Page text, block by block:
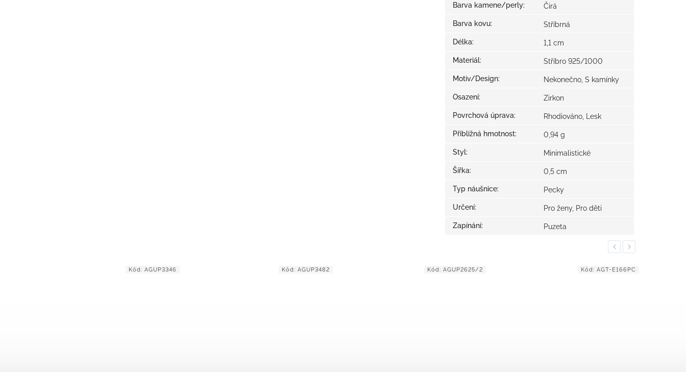
Barva kamene/perly: Čirá
Barva kovu: Stříbrná
Délka: 1,1 cm
Materiál: Stříbro 925/1000
Motiv/Design: Nekonečno, S kamínky
Osazení: Zirkon
Povrchová úprava: Rhodiováno, Lesk
Přibližná hmotnost: 0,94 g
Styl: Minimalistické
Šířka: 0,5 cm
Typ náušnice: Pecky
Určení: Pro ženy, Pro děti
Zapínání: Puzeta
Previous
Kód: AGUP3346 Kód: AGUP3482 Kód: AGUP2625/2 Kód: AGT-E166PC
Next